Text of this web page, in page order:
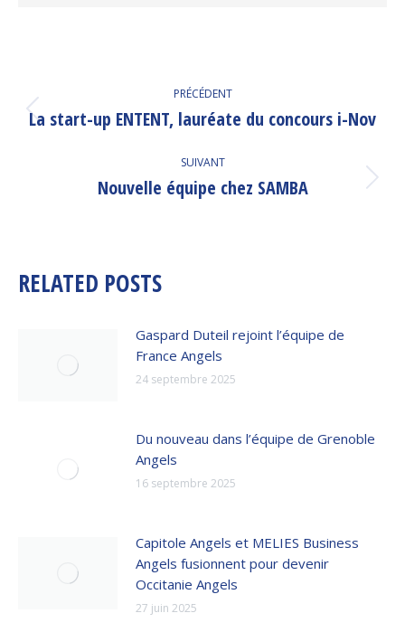
ARTICLE
PRÉCÉDENT
Article
:
La start-up ENTENT, lauréate du concours i-Nov
SUIVANT
Article
Nouvelle équipe chez SAMBA
RELATED POSTS
Gaspard Duteil rejoint l’équipe de
France Angels
24 septembre 2025
Du nouveau dans l’équipe de Grenoble
Angels
16 septembre 2025
Capitole Angels et MELIES Business
Angels fusionnent pour devenir
Occitanie Angels
27 juin 2025